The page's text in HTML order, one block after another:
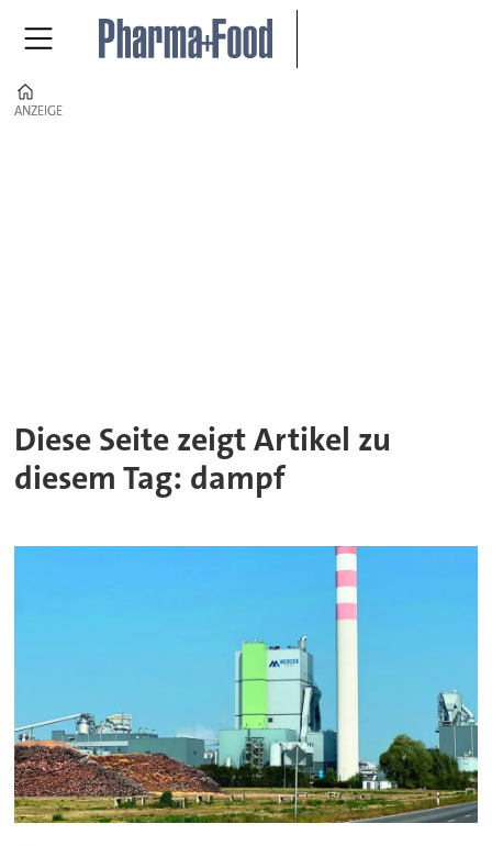
ANZEIGE
ANZEIGE
Diese Seite zeigt Artikel zu
diesem Tag: dampf